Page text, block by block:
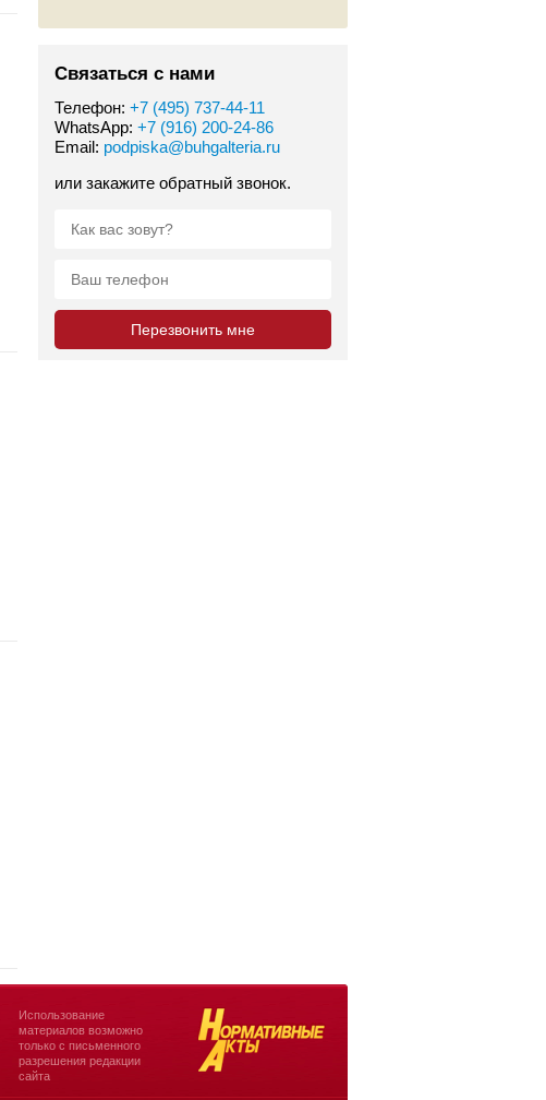
Связаться с нами
Телефон: +7 (495) 737-44-11
WhatsApp: +7 (916) 200-24-86
Email: podpiska@buhgalteria.ru
или закажите обратный звонок.
Использование
материалов возможно
только с письменного
разрешения редакции
сайта